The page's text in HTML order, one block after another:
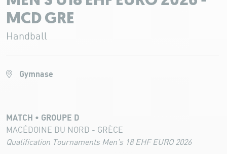
MCD GRE
Handball
Gymnase
MATCH • GROUPE D
MACÉDOINE DU NORD - GRÈCE
Qualification Tournaments Men's 18 EHF EURO 2026